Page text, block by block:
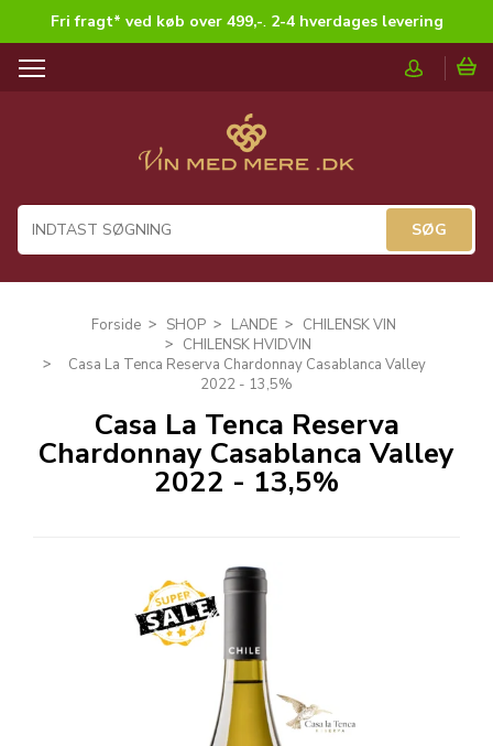
Fri fragt* ved køb over 499,-. 2-4 hverdages levering
T
a
i
Forside SHOP LANDE
CHILENSK VIN
CHILENSK HVIDVIN
Casa La Tenca Reserva Chardonnay Casablanca Valley
2022 - 13,5%
Casa La Tenca Reserva
Chardonnay Casablanca Valley
2022 - 13,5%